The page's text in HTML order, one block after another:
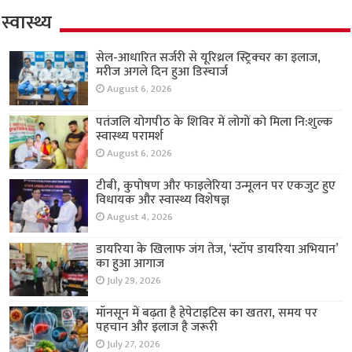
स्वास्थ्य
सेल-आधारित सर्जरी से यूरिथ्रल स्ट्रिक्चर का इलाज,
मरीज अगले दिन हुआ डिस्चार्ज
August 6, 2026
पतंजलि योगपीठ के शिविर में लोगों को मिला नि:शुल्क
स्वास्थ्य परामर्श
August 6, 2026
टीबी, कुपोषण और फाइलेरिया उन्मूलन पर एकजुट हुए
विधायक और स्वास्थ्य विशेषज्ञ
August 4, 2026
डायरिया के खिलाफ जंग तेज, ‘स्टॉप डायरिया अभियान’
का हुआ आगाज
July 29, 2026
मॉनसून में बढ़ता है हेपेटाइटिस का खतरा, समय पर
पहचान और इलाज है जरूरी
July 27, 2026